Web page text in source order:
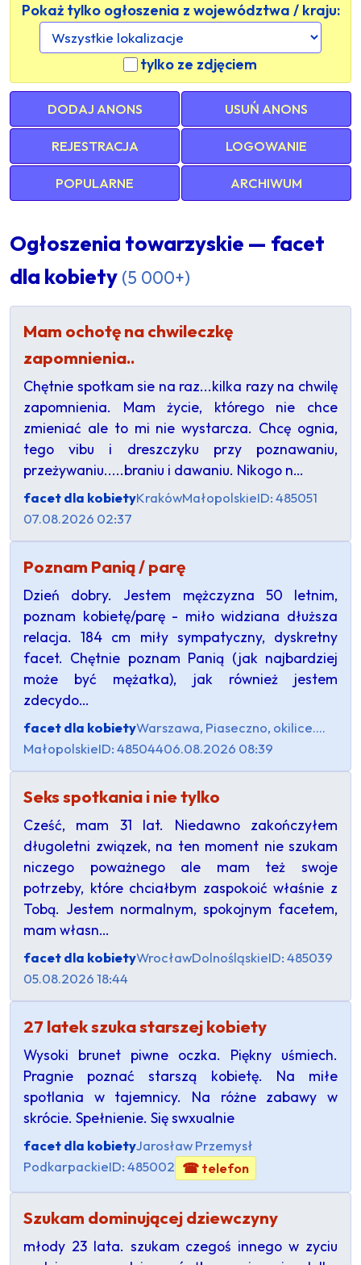
Pokaż tylko ogłoszenia z województwa / kraju:
tylko ze zdjęciem
DODAJ ANONS USUŃ ANONS
REJESTRACJA LOGOWANIE
POPULARNE ARCHIWUM
Ogłoszenia towarzyskie — facet
dla kobiety (5 000+)
Mam ochotę na chwileczkę
zapomnienia..
Chętnie spotkam sie na raz...kilka razy na chwilę
zapomnienia. Mam życie, którego nie chce
zmieniać ale to mi nie wystarcza. Chcę ognia,
tego vibu i dreszczyku przy poznawaniu,
przeżywaniu.....braniu i dawaniu. Nikogo n…
facet dla kobietyKrakówMałopolskieID: 485051
07.08.2026 02:37
Poznam Panią / parę
Dzień dobry. Jestem mężczyzna 50 letnim,
poznam kobietę/parę - miło widziana dłuższa
relacja. 184 cm miły sympatyczny, dyskretny
facet. Chętnie poznam Panią (jak najbardziej
może być mężatka), jak również jestem
zdecydo…
facet dla kobietyWarszawa, Piaseczno, okilice....
MałopolskieID: 48504406.08.2026 08:39
Seks spotkania i nie tylko
Cześć, mam 31 lat. Niedawno zakończyłem
długoletni związek, na ten moment nie szukam
niczego poważnego ale mam też swoje
potrzeby, które chciałbym zaspokoić właśnie z
Tobą. Jestem normalnym, spokojnym facetem,
mam własn…
facet dla kobietyWrocławDolnośląskieID: 485039
05.08.2026 18:44
27 latek szuka starszej kobiety
Wysoki brunet piwne oczka. Piękny uśmiech.
Pragnie poznać starszą kobietę. Na miłe
spotlania w tajemnicy. Na różne zabawy w
skrócie. Spełnienie. Się swxualnie
facet dla kobietyJarosław Przemysł
PodkarpackieID: 485002 ☎ telefon
Szukam dominującej dziewczyny
młody 23 lata. szukam czegoś innego w zyciu